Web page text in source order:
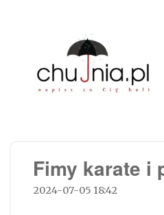
Fimy karate i
2024-07-05 18:42